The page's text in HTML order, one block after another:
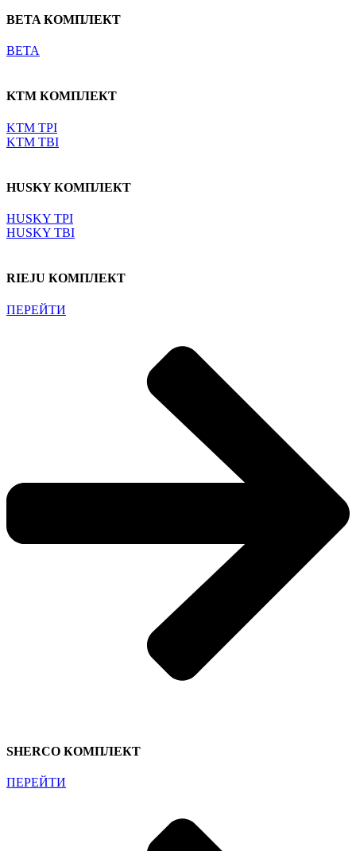
BETA КОМПЛЕКТ
BETA
KTM КОМПЛЕКТ
KTM TPI
KTM TBI
HUSKY КОМПЛЕКТ
HUSKY TPI
HUSKY TBI
RIEJU КОМПЛЕКТ
ПЕРЕЙТИ
SHERCO КОМПЛЕКТ
ПЕРЕЙТИ